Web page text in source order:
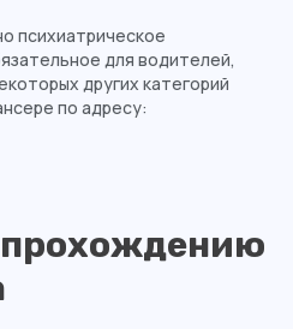
психиатрическое
для водителей,
других категорий
по адресу: